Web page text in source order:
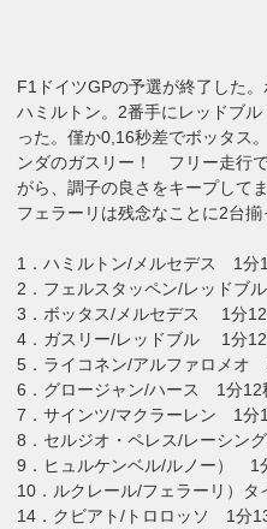
F1ドイツGPの予選が終了した
ハミルトン。2番手にレッドブ
った。僅か0,16秒差でボッタス
ンダのガスリー！ フリー走行
がら、調子の良さをキープして
フェラーリは残念なことに2台揃
1．ハミルトン/メルセデス 1分
2．フェルスタッペン/レッドブ
3．ボッタス/メルセデス 1分
4．ガスリー/レッドブル 1分
5．ライコネン/アルファロメオ
6．グロージャン/ハース 1分12
7．サインツ/マクラーレン 1分
8．セルジオ・ペレス/レーシン
9．ヒュルケンベル/ルノー） 1
10．ルクレール/フェラーリ）タ
14．クビアト/トロロッソ 1分